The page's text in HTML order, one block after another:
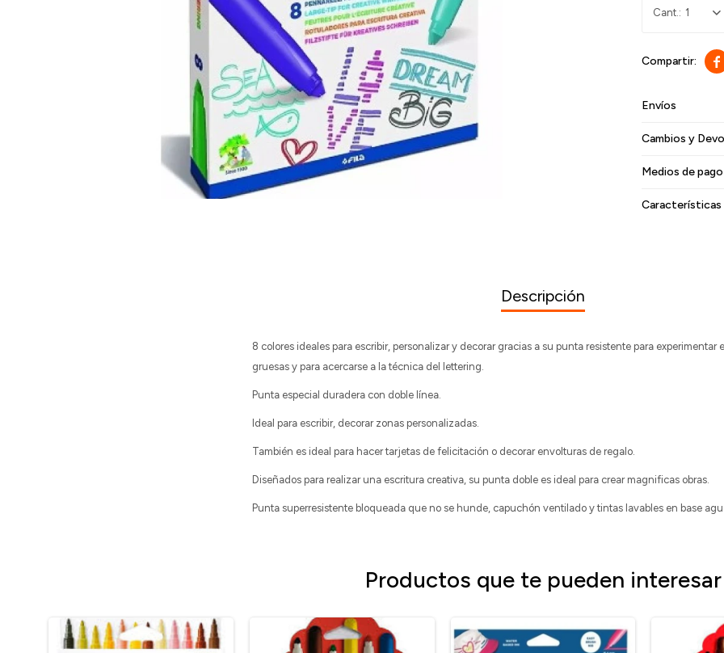
1

Envíos
Cambios y
Medios de pago
Características
Descripción
8 colores ideales para escribir, personalizar y decorar gracias a su punta resistente para experimentar
gruesas y para acercarse a la técnica del lettering.
Punta especial duradera con doble línea.
Ideal para escribir, decorar zonas personalizadas.
También es ideal para hacer tarjetas de felicitación o decorar envolturas de regalo.
Diseñados para realizar una escritura creativa, su punta doble es ideal para crear magnificas obras.
Punta superresistente bloqueada que no se hunde, capuchón ventilado y tintas lavables en base
Productos que te pueden interesar